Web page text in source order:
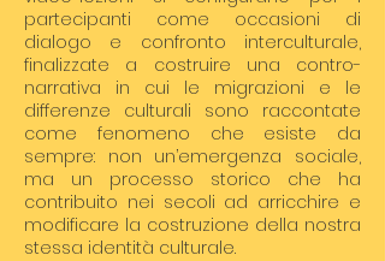
partecipanti come occasioni di
dialogo e confronto interculturale,
finalizzate a costruire una contro-
narrativa in cui le migrazioni e le
differenze culturali sono raccontate
come fenomeno che esiste da
sempre: non un’emergenza sociale,
ma un processo storico che ha
contribuito nei secoli ad arricchire e
modificare la costruzione della nostra
stessa identità culturale.